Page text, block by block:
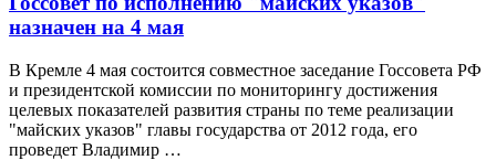
назначен на 4 мая
В Кремле 4 мая состоится совместное заседание Госсовета РФ
и президентской комиссии по мониторингу достижения
целевых показателей развития страны по теме реализации
"майских указов" главы государства от 2012 года, его
проведет Владимир …